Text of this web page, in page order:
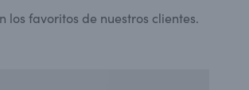
los favoritos de nuestros clientes.